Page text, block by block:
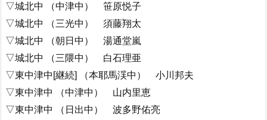
▽城北中 （中津中） 笹原悦子
▽城北中 （三光中） 須藤翔太
▽城北中 （朝日中） 湯通堂嵐
▽城北中 （三隈中） 白石理亜
▽東中津中[継続] （本耶馬渓中） 小川邦夫
▽東中津中 （中津中） 山内里恵
▽東中津中 （日出中） 波多野佑亮